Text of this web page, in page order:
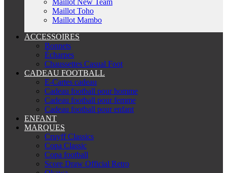
Maillot New Team
Maillot Toho
Maillot Mambo
ACCESSOIRES
Bonnets
Écharpes
Chaussettes Casual Foot
CADEAU FOOTBALL
E-Cartes cadeau
Cadeau football pour homme
Cadeau football pour femme
Cadeau football pour enfant
ENFANT
MARQUES
Cruyff Classics
Copa Classic
Copa football
Score Draw Official Retro